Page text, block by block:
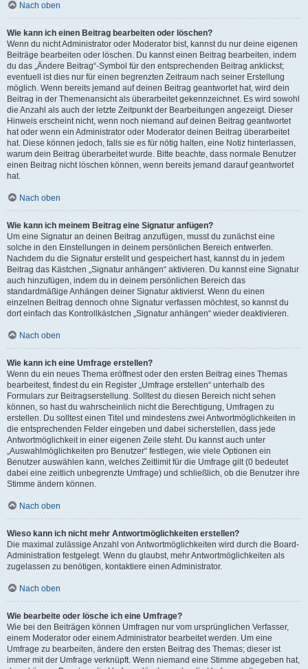
Nach oben
Wie kann ich einen Beitrag bearbeiten oder löschen?
Wenn du nicht Administrator oder Moderator bist, kannst du nur deine eigenen
Beiträge bearbeiten oder löschen. Du kannst einen Beitrag bearbeiten, indem
du das „Ändere Beitrag“-Symbol für den entsprechenden Beitrag anklickst;
eventuell ist dies nur für einen begrenzten Zeitraum nach seiner Erstellung
möglich. Wenn bereits jemand auf deinen Beitrag geantwortet hat, wird dein
Beitrag in der Themenansicht als überarbeitet gekennzeichnet. Es wird sowohl
die Anzahl als auch der letzte Zeitpunkt der Bearbeitungen angezeigt. Dieser
Hinweis erscheint nicht, wenn noch niemand auf deinen Beitrag geantwortet
hat oder wenn ein Administrator oder Moderator deinen Beitrag überarbeitet
hat. Diese können jedoch, falls sie es für nötig halten, eine Notiz hinterlassen,
warum dein Beitrag überarbeitet wurde. Bitte beachte, dass normale Benutzer
einen Beitrag nicht löschen können, wenn bereits jemand darauf geantwortet
hat.
Nach oben
Wie kann ich meinem Beitrag eine Signatur anfügen?
Um eine Signatur an deinen Beitrag anzufügen, musst du zunächst eine
solche in den Einstellungen in deinem persönlichen Bereich entwerfen.
Nachdem du die Signatur erstellt und gespeichert hast, kannst du in jedem
Beitrag das Kästchen „Signatur anhängen“ aktivieren. Du kannst eine Signatur
auch hinzufügen, indem du in deinem persönlichen Bereich das
standardmäßige Anhängen deiner Signatur aktivierst. Wenn du einen
einzelnen Beitrag dennoch ohne Signatur verfassen möchtest, so kannst du
dort einfach das Kontrollkästchen „Signatur anhängen“ wieder deaktivieren.
Nach oben
Wie kann ich eine Umfrage erstellen?
Wenn du ein neues Thema eröffnest oder den ersten Beitrag eines Themas
bearbeitest, findest du ein Register „Umfrage erstellen“ unterhalb des
Formulars zur Beitragserstellung. Solltest du diesen Bereich nicht sehen
können, so hast du wahrscheinlich nicht die Berechtigung, Umfragen zu
erstellen. Du solltest einen Titel und mindestens zwei Antwortmöglichkeiten in
die entsprechenden Felder eingeben und dabei sicherstellen, dass jede
Antwortmöglichkeit in einer eigenen Zeile steht. Du kannst auch unter
„Auswahlmöglichkeiten pro Benutzer“ festlegen, wie viele Optionen ein
Benutzer auswählen kann, welches Zeitlimit für die Umfrage gilt (0 bedeutet
dabei eine zeitlich unbegrenzte Umfrage) und schließlich, ob die Benutzer ihre
Stimme ändern können.
Nach oben
Wieso kann ich nicht mehr Antwortmöglichkeiten erstellen?
Die maximal zulässige Anzahl von Antwortmöglichkeiten wird durch die Board-
Administration festgelegt. Wenn du glaubst, mehr Antwortmöglichkeiten als
zugelassen zu benötigen, kontaktiere einen Administrator.
Nach oben
Wie bearbeite oder lösche ich eine Umfrage?
Wie bei den Beiträgen können Umfragen nur vom ursprünglichen Verfasser,
einem Moderator oder einem Administrator bearbeitet werden. Um eine
Umfrage zu bearbeiten, ändere den ersten Beitrag des Themas; dieser ist
immer mit der Umfrage verknüpft. Wenn niemand eine Stimme abgegeben hat,